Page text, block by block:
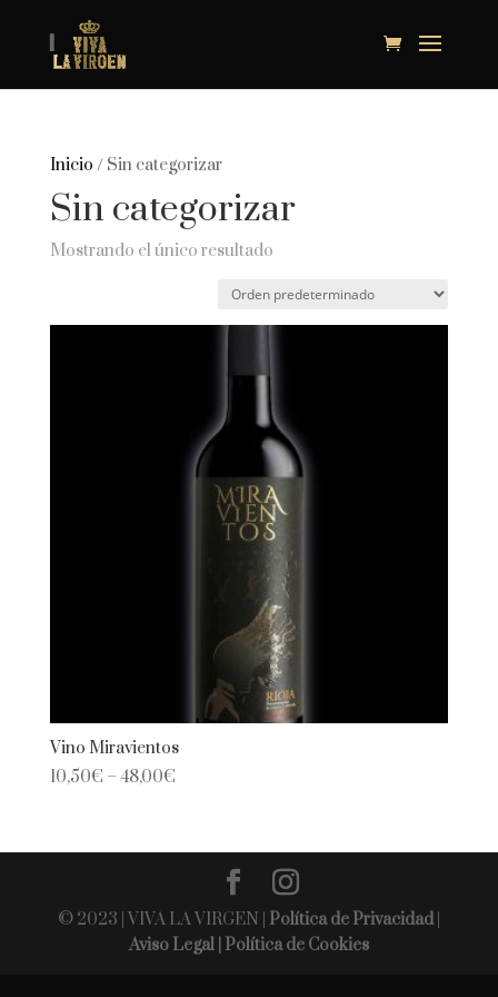
Inicio / Sin categorizar
Sin categorizar
Mostrando el único resultado
Vino Miravientos
10,50€ – 48,00€
© 2023 | VIVA LA VIRGEN | Política de Privacidad|
Aviso Legal | Política de Cookies